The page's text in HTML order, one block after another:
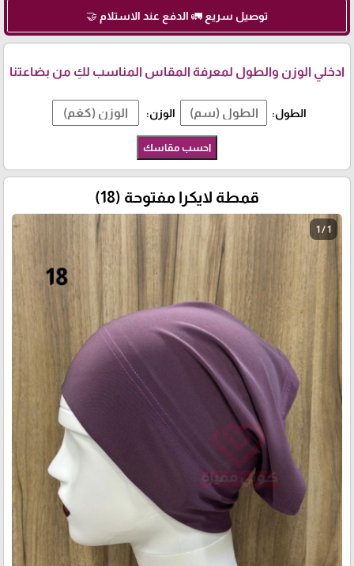
توصيل سريع 🚛 الدفع عند الاستلام 🤝
ادخلي الوزن والطول لمعرفة المقاس المناسب لكِ من بضاعتنا
الطول: الوزن:
احسب مقاسك
قمطة لايكرا مفتوحة (18)
1 / 1